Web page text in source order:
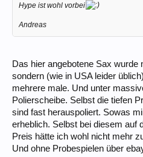
Hype ist wohl vorbei
Andreas
Das hier angebotene Sax wurde
sondern (wie in USA leider
mehrere male. Und unter
Polierscheibe. Selbst die tiefen
sind fast herauspoliert. Sowas
erheblich. Selbst bei diesem auf
Preis hätte ich wohl nicht mehr
Und ohne Probespielen über